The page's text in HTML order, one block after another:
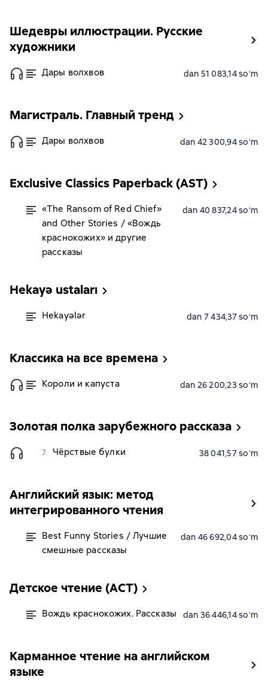
Шедевры иллюстрации. Русские
художники
Дары волхвов dan 51 083,14 soʻm
Магистраль. Главный тренд
Дары волхвов dan 42 300,94 soʻm
Exclusive Classics Paperback (AST)
«The Ransom of Red Chief»
and Other Stories / «Вождь
краснокожих» и другие
рассказы
dan 40 837,24 soʻm
Hekayə ustaları
Hekayələr dan 7 434,37 soʻm
Классика на все времена
Короли и капуста dan 26 200,23 soʻm
Золотая полка зарубежного рассказа
7. Чёрствые булки 38 041,57 soʻm
Английский язык: метод
интегрированного чтения
Best Funny Stories / Лучшие
смешные рассказы
dan 46 692,04 soʻm
Детское чтение (АСТ)
Вождь краснокожих. Рассказы dan 36 446,14 soʻm
Карманное чтение на английском
языке